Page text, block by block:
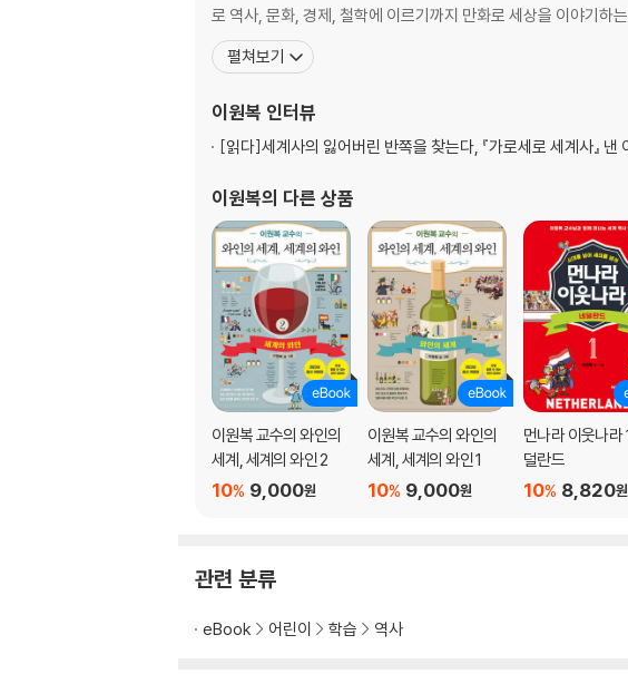
로 역사, 문화, 경제, 철학에 이르기까지 만화로 세상을 이야기하
펼쳐보기
이원복 인터뷰
[읽다]세계사의 잃어버린 반쪽을 찾는다, 『가로세로 세계사』 낸
이원복의 다른 상품
이원복 교수의 와인의
세계, 세계의 와인 2
9,000원
10%
이원복 교수의 와인의
세계, 세계의 와인 1
9,000원
10%
먼나라 이웃나라
덜란드
8,820원
10%
관련 분류
eBook 어린이 학습 역사